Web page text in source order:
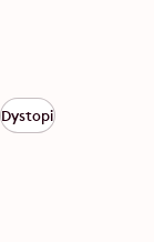
Dystopi